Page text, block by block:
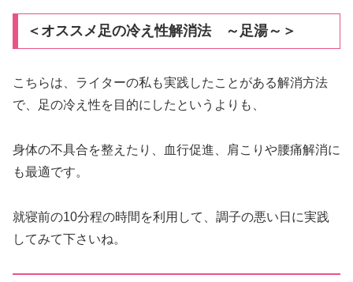
＜オススメ足の冷え性解消法 ～足湯～＞
こちらは、ライターの私も実践したことがある解消方法
で、足の冷え性を目的にしたというよりも、
身体の不具合を整えたり、血行促進、肩こりや腰痛解消に
も最適です。
就寝前の10分程の時間を利用して、調子の悪い日に実践
してみて下さいね。